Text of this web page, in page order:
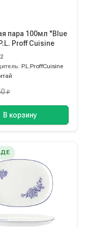
пара 100мл "Blue
Proff Cuisine
P.L.ProffCuisine
₽
В корзину